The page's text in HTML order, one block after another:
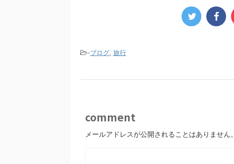
-ブログ, 旅行
comment
メールアドレスが公開されることはありません。